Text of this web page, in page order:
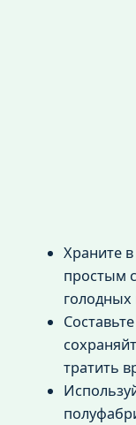
Храните
простым
голодных
тратить